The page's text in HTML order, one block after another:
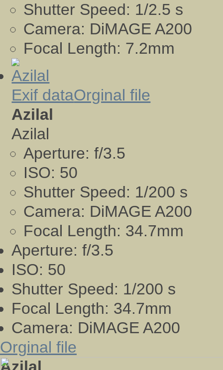
Shutter Speed: 1/2.5 s
Camera: DiMAGE A200
Focal Length: 7.2mm
Exif dataOrginal file
Azilal
Azilal
Aperture: f/3.5
ISO: 50
Shutter Speed: 1/200 s
Camera: DiMAGE A200
Focal Length: 34.7mm
Aperture: f/3.5
ISO: 50
Shutter Speed: 1/200 s
Focal Length: 34.7mm
Camera: DiMAGE A200
Orginal file